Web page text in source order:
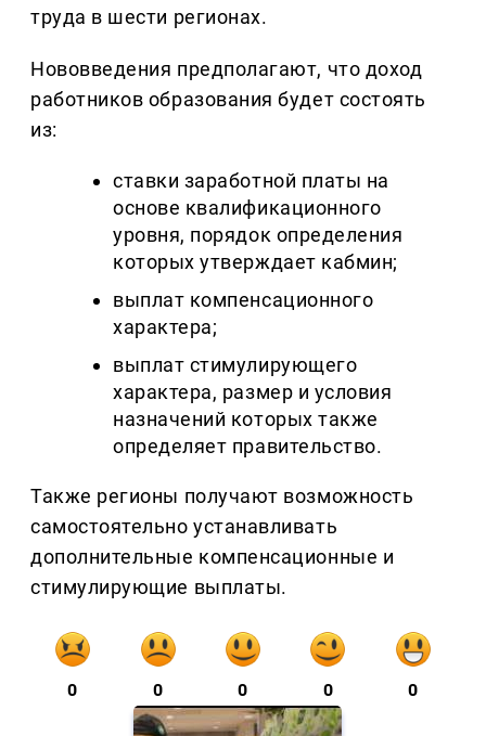
труда в шести регионах.
Нововведения предполагают, что доход
работников образования будет состоять
из:
ставки заработной платы на
основе квалификационного
уровня, порядок определения
которых утверждает кабмин;
выплат компенсационного
характера;
выплат стимулирующего
характера, размер и условия
назначений которых также
определяет правительство.
Также регионы получают возможность
самостоятельно устанавливать
дополнительные компенсационные и
стимулирующие выплаты.
0 0 0 0 0